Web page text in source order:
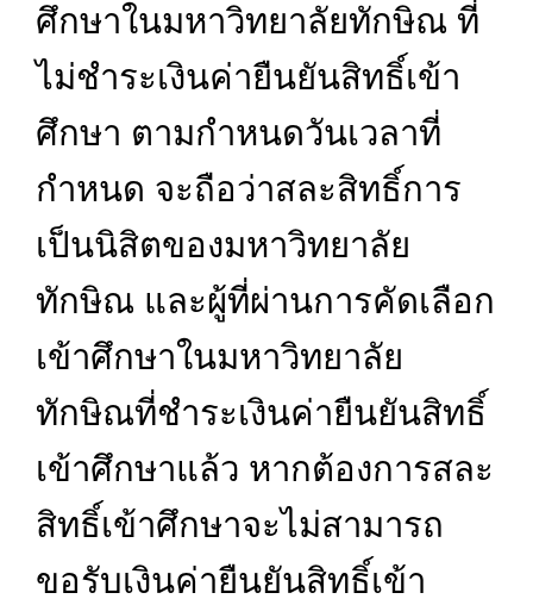
ศึกษาในมหาวิทยาลัยทักษิณ ที่
ไม่ชำระเงินค่ายืนยันสิทธิ์เข้า
ศึกษา ตามกำหนดวันเวลาที่
กำหนด จะถือว่าสละสิทธิ์การ
เป็นนิสิตของมหาวิทยาลัย
ทักษิณ และผู้ที่ผ่านการคัดเลือก
เข้าศึกษาในมหาวิทยาลัย
ทักษิณที่ชำระเงินค่ายืนยันสิทธิ์
เข้าศึกษาแล้ว หากต้องการสละ
สิทธิ์เข้าศึกษาจะไม่สามารถ
ขอรับเงินค่ายืนยันสิทธิ์เข้า